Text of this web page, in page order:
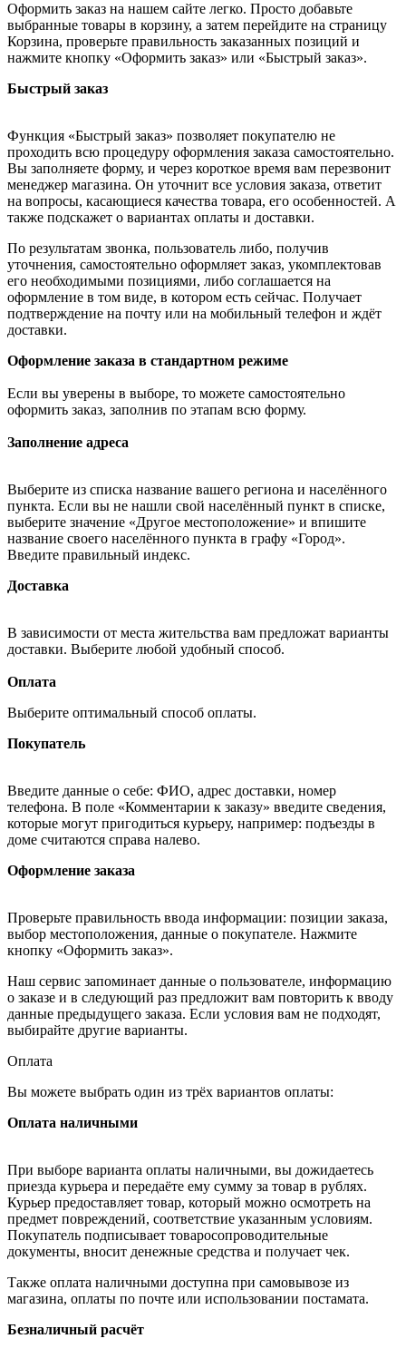
Оформить заказ на нашем сайте легко. Просто добавьте
выбранные товары в корзину, а затем перейдите на страницу
Корзина, проверьте правильность заказанных позиций и
нажмите кнопку «Оформить заказ» или «Быстрый заказ».
Быстрый заказ
Функция «Быстрый заказ» позволяет покупателю не
проходить всю процедуру оформления заказа самостоятельно.
Вы заполняете форму, и через короткое время вам перезвонит
менеджер магазина. Он уточнит все условия заказа, ответит
на вопросы, касающиеся качества товара, его особенностей. А
также подскажет о вариантах оплаты и доставки.
По результатам звонка, пользователь либо, получив
уточнения, самостоятельно оформляет заказ, укомплектовав
его необходимыми позициями, либо соглашается на
оформление в том виде, в котором есть сейчас. Получает
подтверждение на почту или на мобильный телефон и ждёт
доставки.
Оформление заказа в стандартном режиме
Если вы уверены в выборе, то можете самостоятельно
оформить заказ, заполнив по этапам всю форму.
Заполнение адреса
Выберите из списка название вашего региона и населённого
пункта. Если вы не нашли свой населённый пункт в списке,
выберите значение «Другое местоположение» и впишите
название своего населённого пункта в графу «Город».
Введите правильный индекс.
Доставка
В зависимости от места жительства вам предложат варианты
доставки. Выберите любой удобный способ.
Оплата
Выберите оптимальный способ оплаты.
Покупатель
Введите данные о себе: ФИО, адрес доставки, номер
телефона. В поле «Комментарии к заказу» введите сведения,
которые могут пригодиться курьеру, например: подъезды в
доме считаются справа налево.
Оформление заказа
Проверьте правильность ввода информации: позиции заказа,
выбор местоположения, данные о покупателе. Нажмите
кнопку «Оформить заказ».
Наш сервис запоминает данные о пользователе, информацию
о заказе и в следующий раз предложит вам повторить к вводу
данные предыдущего заказа. Если условия вам не подходят,
выбирайте другие варианты.
Оплата
Вы можете выбрать один из трёх вариантов оплаты:
Оплата наличными
При выборе варианта оплаты наличными, вы дожидаетесь
приезда курьера и передаёте ему сумму за товар в рублях.
Курьер предоставляет товар, который можно осмотреть на
предмет повреждений, соответствие указанным условиям.
Покупатель подписывает товаросопроводительные
документы, вносит денежные средства и получает чек.
Также оплата наличными доступна при самовывозе из
магазина, оплаты по почте или использовании постамата.
Безналичный расчёт